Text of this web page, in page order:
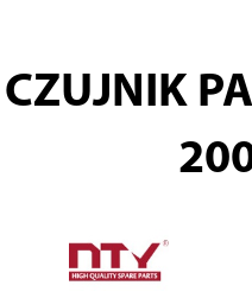
CZUJNIK